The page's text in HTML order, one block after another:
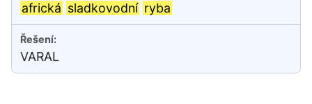
africká sladkovodní ryba
VARAL